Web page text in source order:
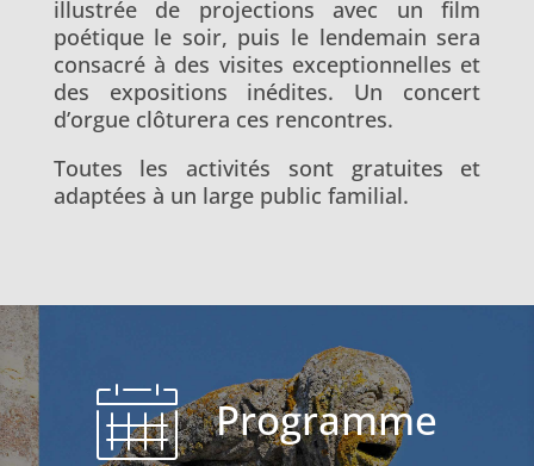
illustrée de projections avec un film
poétique le soir, puis le lendemain sera
consacré à des visites exceptionnelles et
des expositions inédites. Un concert
d’orgue clôturera ces rencontres.
Toutes les activités sont gratuites et
adaptées à un large public familial.
Programme